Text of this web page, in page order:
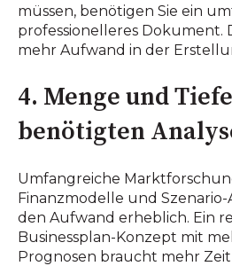
müssen, benötigen Sie ein
professionelleres Dokument.
mehr Aufwand in der
4. Menge und
benötigten
Umfangreiche
Finanzmodelle und
den Aufwand erheblich. Ein
Businessplan-Konzept mit
Prognosen braucht mehr Zeit